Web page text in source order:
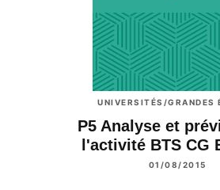
UNIVERSITÉS/GRANDES
P5 Analyse et
l'activité BTS CG
01/08/2015